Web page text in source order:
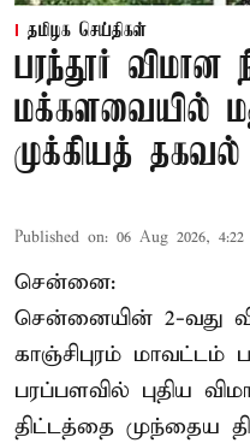
தமிழக செய்திகள்
பரந்தூர் விமான
மக்களவையில்
முக்கியத் தகவல்
Published on: 06 Aug 2026,
சென்னை:
சென்னையின் 2-வது
காஞ்சிபுரம் மாவட்டம்
பரப்பளவில் புதிய
திட்டத்தை முந்தைய